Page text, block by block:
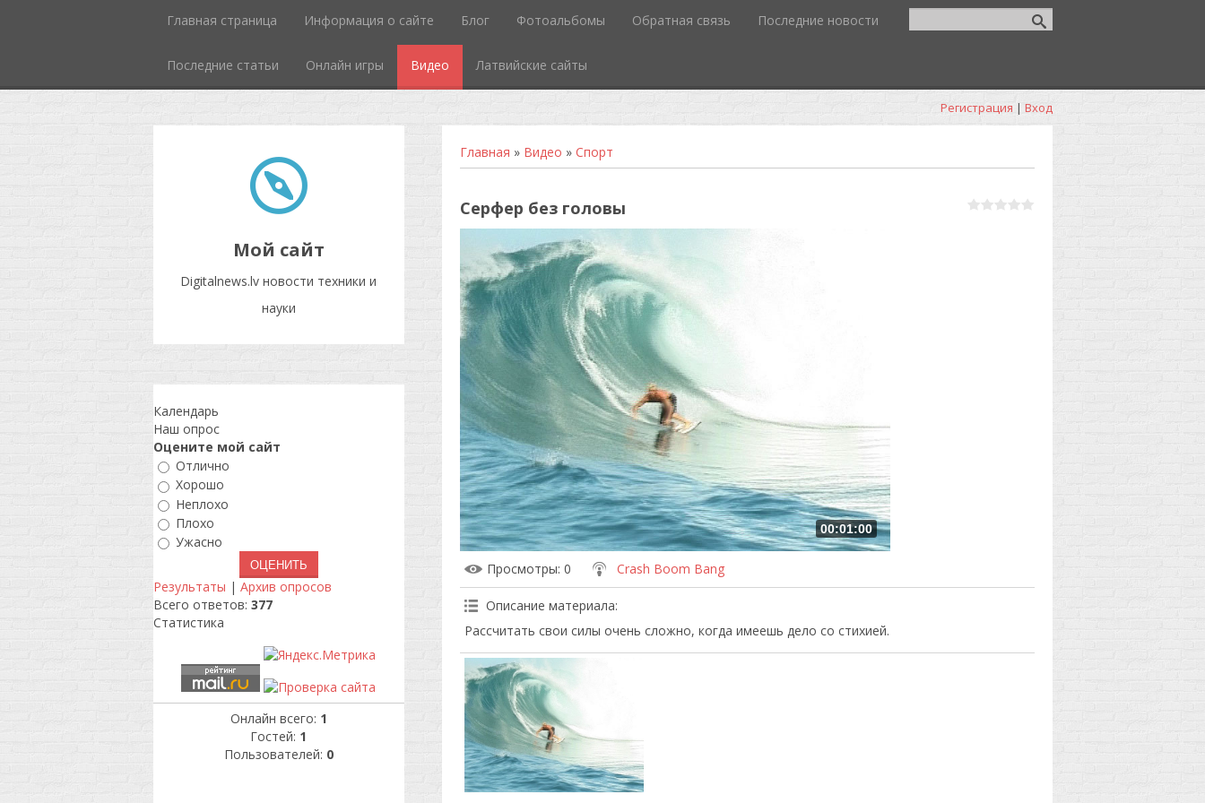
Главная страница Информация о сайте Блог Фотоальбомы Обратная связь Последние новости
Последние статьи Онлайн игры Видео Латвийские сайты
Регистрация | Вход
Мой сайт
Digitalnews.lv новости техники и
науки
Главная » Видео » Спорт
Серфер без головы
00:01:00
Просмотры: 0 Crash Boom Bang
Описание материала:
Рассчитать свои силы очень сложно, когда имеешь дело со стихией.
Календарь
Наш опрос
Оцените мой сайт
Отлично
Хорошо
Неплохо
Плохо
Ужасно
Результаты | Архив опросов
Всего ответов: 377
Статистика
Онлайн всего: 1
Гостей: 1
Пользователей: 0